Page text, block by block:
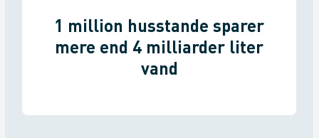
1 million husstande sparer
mere end 4 milliarder liter
vand